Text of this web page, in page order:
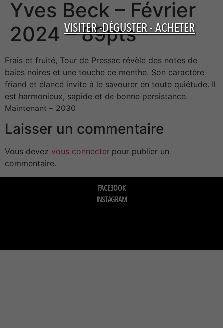
VISITER -DÉGUSTER - ACHETER
Yves Beck – Février
2024 – 89pts
Frais et fruité, Tour de Pressac révèle des notes de
baies noires et une touche de menthe. Son caractère
friand et élancé invite à le savourer en toute quiétude. Il
est harmonieux, sapide et de bonne persistance.
Maintenant – 2030
Laisser un commentaire
Vous devez vous connecter pour publier un
commentaire.
FACEBOOK
INSTAGRAM